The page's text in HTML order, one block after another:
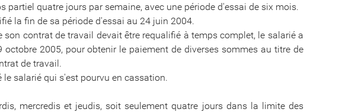
partiel quatre jours par semaine, avec une période d'essai de six mois.
la fin de sa période d'essai au 24 juin 2004.
son contrat de travail devait être requalifié à temps complet, le salarié a
2005, pour obtenir le paiement de diverses sommes au titre de
de travail.
le salarié qui s'est pourvu en cassation.
mercredis et jeudis, soit seulement quatre jours dans la limite des